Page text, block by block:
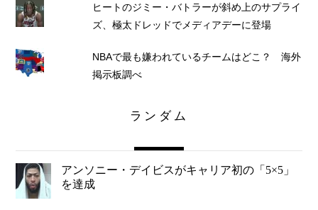
ヒートのジミー・バトラーが斜め上のサプライ
ズ、極太ドレッドでメディアデーに登場
NBAで最も嫌われているチームはどこ？ 海外
掲示板調べ
ランダム
アンソニー・デイビスがキャリア初の「5×5」
を達成